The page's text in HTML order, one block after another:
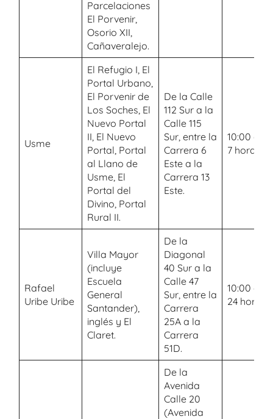
Parcelaciones
El Porvenir,
Osorio XII,
Cañaveralejo.
Usme
El Refugio I, El
Portal Urbano,
El Porvenir de
Los Soches, El
Nuevo Portal
II, El Nuevo
Portal, Portal
al Llano de
Usme, El
Portal del
Divino, Portal
Rural II.
De la Calle
112 Sur a la
Calle 115
Sur, entre la
Carrera 6
Este a la
Carrera 13
Este.
10:00 a.m.
7 horas
Rafael
Uribe Uribe
Villa Mayor
(incluye
Escuela
General
Santander),
inglés y El
Claret.
De la
Diagonal
40 Sur a la
Calle 47
Sur, entre la
Carrera
25A a la
Carrera
51D.
10:00 a.m.
24 horas
De la
Avenida
Calle 20
(Avenida